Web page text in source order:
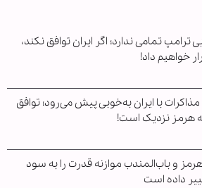
ترامپ تمامی ندارد؛ اگر ایران توافق نکند،
خواهیم داد!
با ایران به‌خوبی پیش می‌رود؛ توافق
هرمز نزدیک است!
و باب‌المندب موازنه قدرت را به سود
داده است